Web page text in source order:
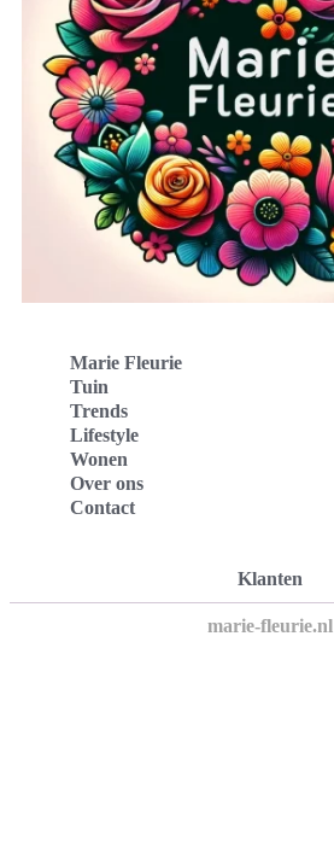
Marie Fleurie
Tuin
Trends
Lifestyle
Wonen
Over ons
Contact
Klanten
marie-fleurie.nl